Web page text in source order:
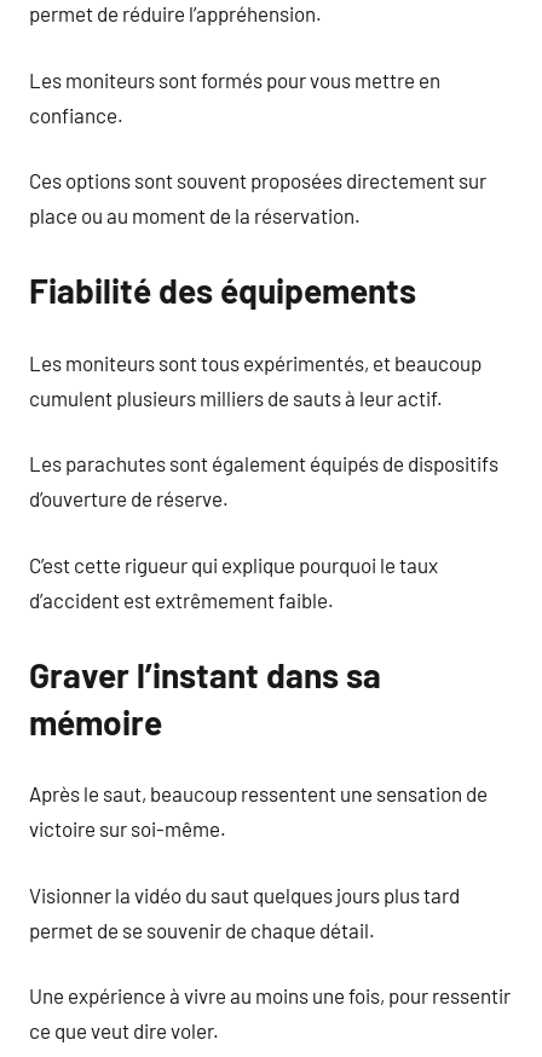
permet de réduire l’appréhension.
Les moniteurs sont formés pour vous mettre en
confiance.
Ces options sont souvent proposées directement sur
place ou au moment de la réservation.
Fiabilité des équipements
Les moniteurs sont tous expérimentés, et beaucoup
cumulent plusieurs milliers de sauts à leur actif.
Les parachutes sont également équipés de dispositifs
d’ouverture de réserve.
C’est cette rigueur qui explique pourquoi le taux
d’accident est extrêmement faible.
Graver l’instant dans sa
mémoire
Après le saut, beaucoup ressentent une sensation de
victoire sur soi-même.
Visionner la vidéo du saut quelques jours plus tard
permet de se souvenir de chaque détail.
Une expérience à vivre au moins une fois, pour ressentir
ce que veut dire voler.